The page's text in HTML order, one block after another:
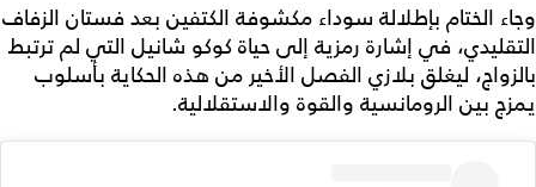
وجاء الختام بإطلالة سوداء مكشوفة الكتفين بعد فستان الزفاف
التقليدي، في إشارة رمزية إلى حياة كوكو شانيل التي لم ترتبط
بالزواج، ليغلق بلازي الفصل الأخير من هذه الحكاية بأسلوب
يمزج بين الرومانسية والقوة والاستقلالية.